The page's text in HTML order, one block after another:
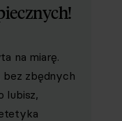
na miarę.
bez zbędnych
lubisz,